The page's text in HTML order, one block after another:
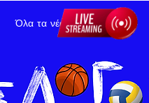
Όλα τα νέα Διαφήμιση